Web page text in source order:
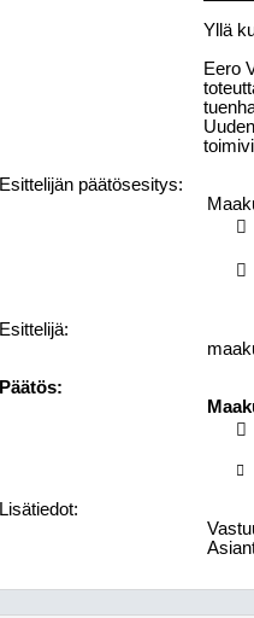
Yllä
Eero
Esittelijän päätösesitys:


Esittelijä:
Päätös:


Lisätiedot: